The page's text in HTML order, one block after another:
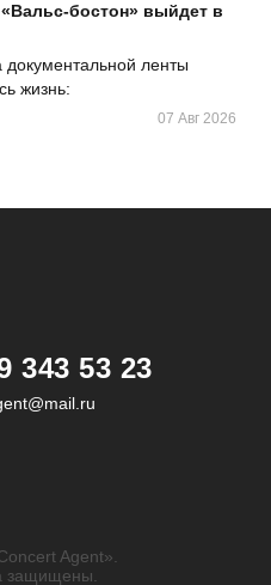
бостон» выйдет в
ленты
жизнь:
07 Авг 2026
343 53 23
Agent».
защищены.